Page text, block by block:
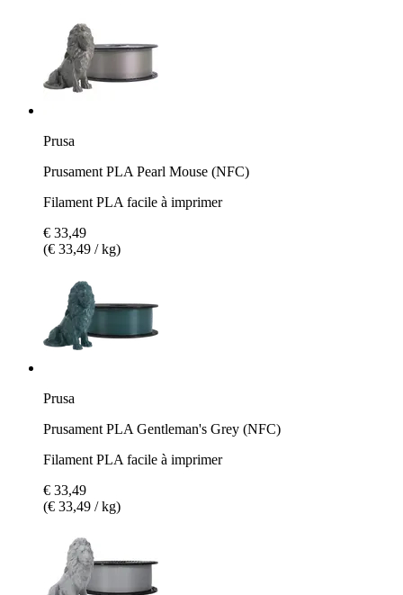
Prusa
Prusament PLA Pearl Mouse (NFC)
Filament PLA facile à imprimer
€ 33,49
(€ 33,49 / kg)
Prusa
Prusament PLA Gentleman's Grey (NFC)
Filament PLA facile à imprimer
€ 33,49
(€ 33,49 / kg)